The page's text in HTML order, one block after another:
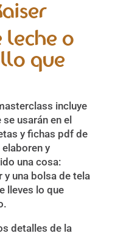
leche o
que
incluye
usarán en el
y fichas pdf de
y
una cosa:
y una bolsa de tela
lleves lo que
detalles de la